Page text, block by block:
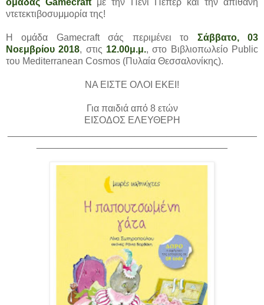
ντετεκτιβοσυμμορία της!
Η ομάδα Gamecraft σάς περιμένει το Σάββατο, 03
Νοεμβρίου 2018, στις 12.00μ.μ., στο Βιβλιοπωλείο Public
του Mediterranean Cosmos (Πυλαία Θεσσαλονίκης).
ΝΑ ΕΙΣΤΕ ΟΛΟΙ ΕΚΕΙ!
Για παιδιά από 8 ετών
ΕΙΣΟΔΟΣ ΕΛΕΥΘΕΡΗ